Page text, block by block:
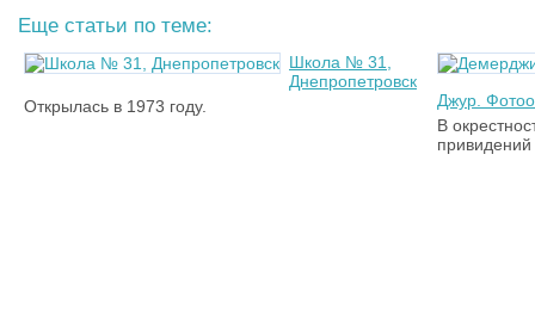
Еще статьи по теме:
Школа № 31,
Днепропетровск
Открылась в 1973 году.
Джур.
В